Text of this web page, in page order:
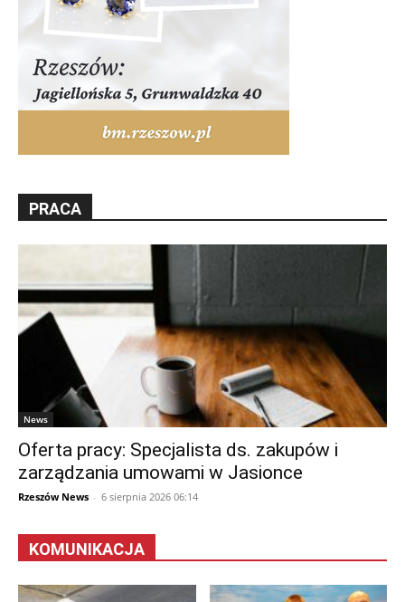
PRACA
News
Oferta pracy: Specjalista ds. zakupów i
zarządzania umowami w Jasionce
Rzeszów News - 6 sierpnia 2026 06:14
KOMUNIKACJA